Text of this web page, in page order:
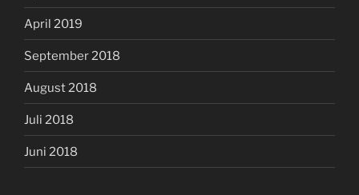
April 2019
September 2018
August 2018
Juli 2018
Juni 2018